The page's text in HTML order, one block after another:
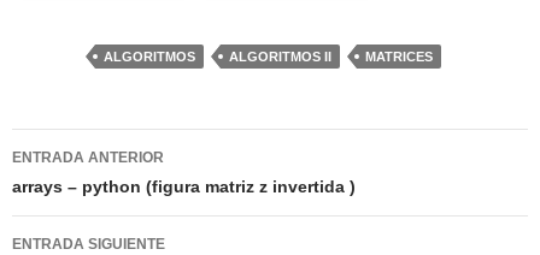
ALGORITMOS ALGORITMOS II MATRICES
Navegación
de
entradas
ENTRADA ANTERIOR
arrays – python (figura matriz z invertida )
ENTRADA SIGUIENTE